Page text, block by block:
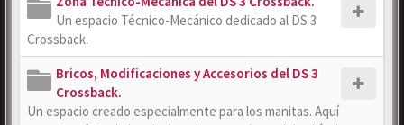
Un espacio Técnico-Mecánico dedicado al DS 3
Crossback.
Bricos, Modificaciones y Accesorios del DS 3
Crossback.
Un espacio creado especialmente para los manitas. Aquí